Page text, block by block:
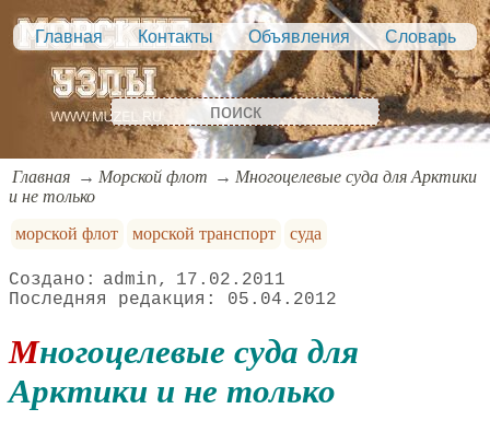
Главная Контакты Объявления Словарь
Главная Морской флот
Многоцелевые суда для Арктики
и не только
морской флот
морской транспорт суда
admin
17.02.2011
05.04.2012
Многоцелевые суда для
Арктики и не только